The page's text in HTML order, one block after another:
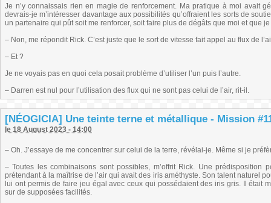
Je n’y connaissais rien en magie de renforcement. Ma pratique à moi avait
devrais-je m’intéresser davantage aux possibilités qu’offraient les sorts de
un partenaire qui pût soit me renforcer, soit faire plus de dégâts que moi et que
– Non, me répondit Rick. C’est juste que le sort de vitesse fait appel au flux de
– Et ?
Je ne voyais pas en quoi cela posait problème d’utiliser l’un puis l’autre.
– Darren est nul pour l’utilisation des flux qui ne sont pas celui de l’air, rit-il.
[NÉOGICIA] Une teinte terne et métallique - Mission
le 18 August 2023 - 14:00
– Oh. J’essaye de me concentrer sur celui de la terre, révélai-je. Même si je
– Toutes les combinaisons sont possibles, m’offrit Rick. Une prédisposition
prétendant à la maîtrise de l’air qui avait des iris améthyste. Son talent naturel
lui ont permis de faire jeu égal avec ceux qui possédaient des iris gris. Il était
sur de supposées facilités.